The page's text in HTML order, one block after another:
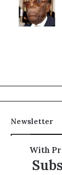
Newsletter
With